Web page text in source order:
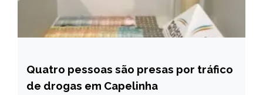
CAPELINHA
NOTÍCIAS
Quatro pessoas são presas por tráfico
de drogas em Capelinha